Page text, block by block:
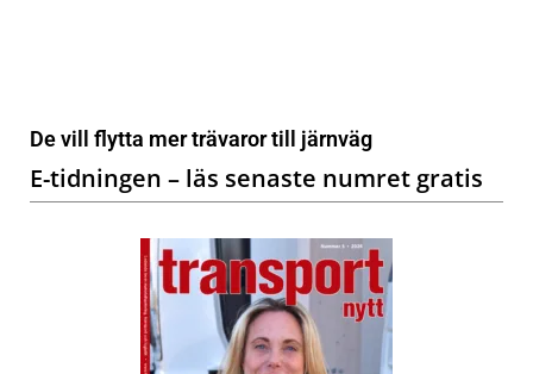
De vill flytta mer trävaror till järnväg
E-tidningen – läs senaste numret gratis